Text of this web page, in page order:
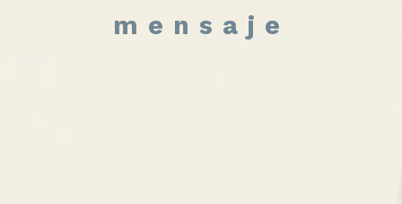
mensaje